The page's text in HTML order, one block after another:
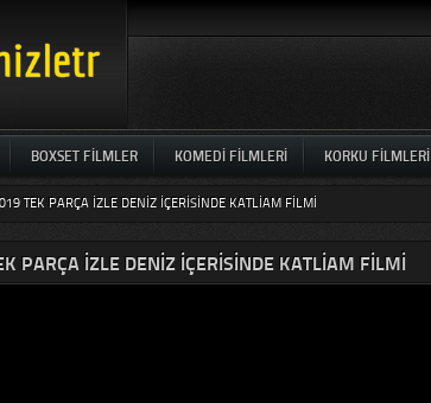
BOXSET FILMLER KOMEDI FILMLERI KORKU FILMLERI
TEK PARÇA IZLE DENIZ IÇERISINDE KATLIAM FILMI
PARÇA IZLE DENIZ IÇERISINDE KATLIAM FILMI